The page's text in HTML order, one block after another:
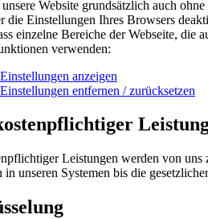
Website grundsätzlich auch
die Einstellungen Ihres Browsers
einzelne Bereiche der Webseite,
verwenden:
anzeigen
entfernen / zurücksetzen
Leistungen werden von
in unseren Systemen bis die